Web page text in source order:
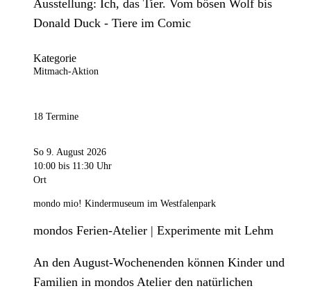
Ausstellung: Ich, das Tier. Vom bösen Wolf bis
Donald Duck - Tiere im Comic
Kategorie
Mitmach-Aktion
18 Termine
So 9. August 2026
10:00 bis 11:30 Uhr
Ort
mondo mio! Kindermuseum im Westfalenpark
mondos Ferien-Atelier | Experimente mit Lehm
An den August-Wochenenden können Kinder und
Familien in mondos Atelier den natürlichen